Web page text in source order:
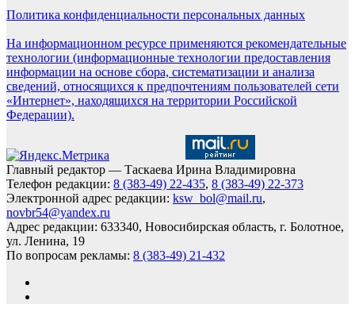
Политика конфиденциальности персональных данных
На информационном ресурсе применяются рекомендательные
технологии (информационные технологии предоставления
информации на основе сбора, систематизации и анализа
сведений, относящихся к предпочтениям пользователей сети
«Интернет», находящихся на территории Российской
Федерации).
Главный редактор — Таскаева Ирина Владимировна
Телефон редакции: 8 (383-49) 22-435, 8 (383-49) 22-373
Электронной адрес редакции: ksw_bol@mail.ru,
novbr54@yandex.ru
Адрес редакции: 633340, Новосибирская область, г. Болотное,
ул. Ленина, 19
По вопросам рекламы: 8 (383-49) 21-432